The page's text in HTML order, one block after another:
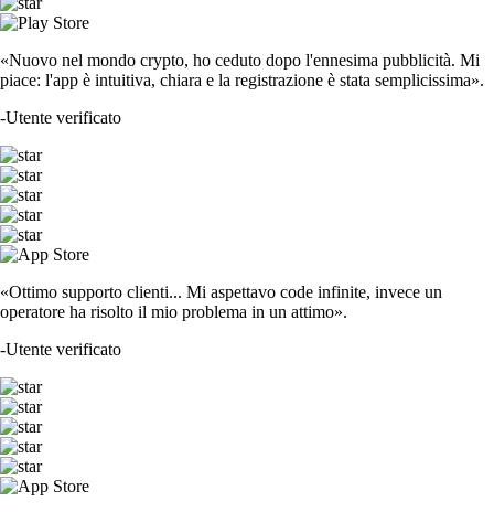
«Nuovo nel mondo crypto, ho ceduto dopo l'ennesima pubblicità. Mi
piace: l'app è intuitiva, chiara e la registrazione è stata semplicissima».
-Utente verificato
«Ottimo supporto clienti... Mi aspettavo code infinite, invece un
operatore ha risolto il mio problema in un attimo».
-Utente verificato